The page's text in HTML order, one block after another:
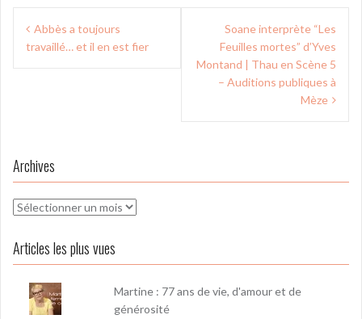
Navigation
deAbbès a toujours
travaillé… et il en est fier
Soane interprète “Les
Feuilles mortes” d’Yves
Montand | Thau en Scène 5
– Auditions publiques à
Mèze
Archives
Archives
Articles les plus vues
Martine : 77 ans de vie, d'amour et de
générosité